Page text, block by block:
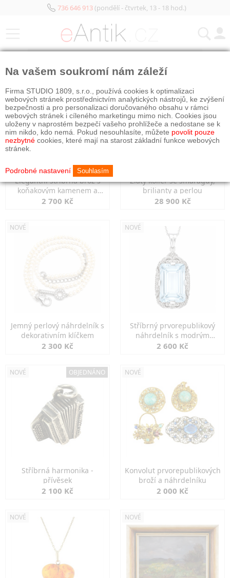
736 646 913(pondělí - čtvrtek, 13 - 18 hod.)
Elegantní stříbrná brož s
koňakovým kamenem a
markazity
2 700 Kč
Zlatý kolier se smaragdy,
brilianty a perlou
28 900 Kč
NOVÉ
Jemný perlový náhrdelník s
dekorativním klíčkem
2 300 Kč
NOVÉ
Stříbrný prvorepublikový
náhrdelník s modrým
spinelem
2 600 Kč
NOVÉ OBJEDNÁNO
Stříbrná harmonika -
přívěsek
2 100 Kč
NOVÉ
Konvolut prvorepublikových
broží a náhrdelníku
2 000 Kč
NOVÉ NOVÉ
Na vašem soukromí nám záleží
Firma STUDIO 1809, s.r.o., používá cookies k optimalizaci
webových stránek prostřednictvím analytických nástrojů, ke zvýšení
bezpečnosti a pro personalizaci doručovaného obsahu v rámci
webových stránek i cíleného marketingu mimo nich. Cookies jsou
uloženy v naprostém bezpečí vašeho prohlížeče a nedostane se k
nim nikdo, kdo nemá. Pokud nesouhlasíte, můžete povolit pouze
nezbytné cookies, které mají na starost základní funkce webových
stránek.
Podrobné nastavení Souhlasím